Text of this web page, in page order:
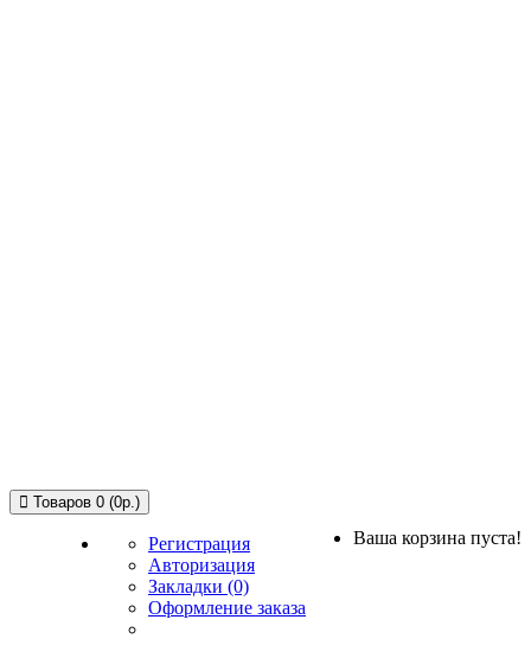
Товаров 0 (0р.)
Ваша корзина пуста!
Регистрация
Авторизация
Закладки (0)
Оформление заказа